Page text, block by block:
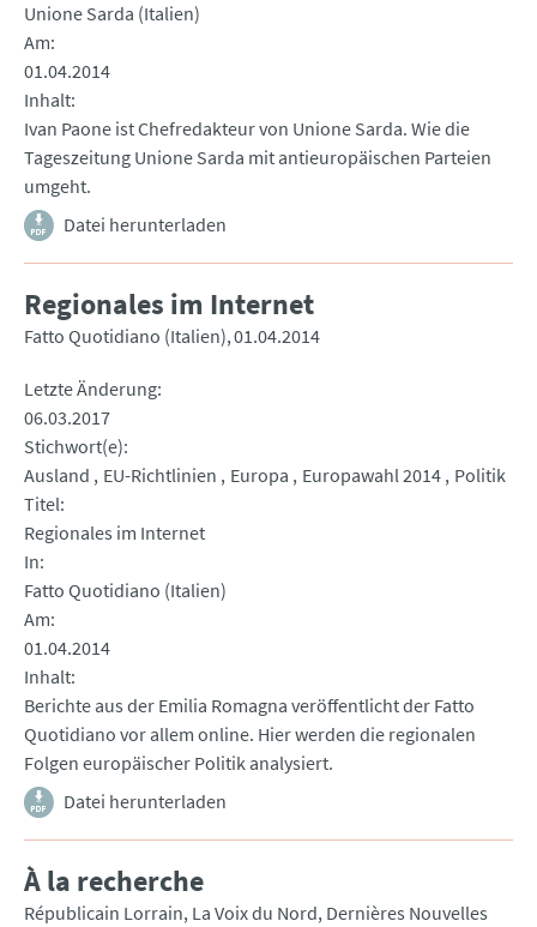
Unione Sarda (Italien)
Am
01.04.2014
Inhalt
Ivan Paone ist Chefredakteur von Unione Sarda. Wie die
Tageszeitung Unione Sarda mit antieuropäischen Parteien
umgeht.
Datei herunterladen
Regionales im Internet
Fatto Quotidiano (Italien) 01.04.2014
Letzte Änderung
06.03.2017
Stichwort(e)
Ausland
EU-Richtlinien Europa Europawahl 2014 Politik
Titel
Regionales im Internet
In
Fatto Quotidiano (Italien)
Am
01.04.2014
Inhalt
Berichte aus der Emilia Romagna veröffentlicht der Fatto
Quotidiano vor allem online. Hier werden die regionalen
Folgen europäischer Politik analysiert.
Datei herunterladen
À la recherche
Républicain Lorrain, La Voix du Nord, Dernières Nouvelles